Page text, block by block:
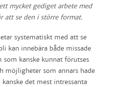
mycket gediget arbete med
att se den i större format.
systematiskt med att se
kan innebära både missade
som kanske kunnat förutses
möjligheter som annars hade
det mest intressanta